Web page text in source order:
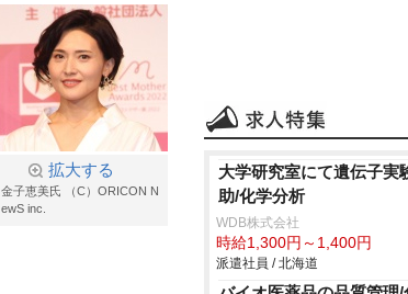
拡大する
金子恵美氏 （C）ORICON N
ewS inc.
大学研究室にて遺伝子実
助/化学分析
WDB株式会社
時給1,300円～1,400円
派遣社員 / 北海道